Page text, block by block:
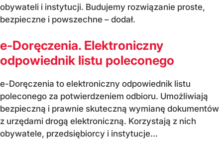
obywateli i instytucji. Budujemy rozwiązanie proste,
bezpieczne i powszechne – dodał.
e-Doręczenia. Elektroniczny
odpowiednik listu poleconego
e-Doręczenia to elektroniczny odpowiednik listu
poleconego za potwierdzeniem odbioru. Umożliwiają
bezpieczną i prawnie skuteczną wymianę dokumentów
z urzędami drogą elektroniczną. Korzystają z nich
obywatele, przedsiębiorcy i instytucje...